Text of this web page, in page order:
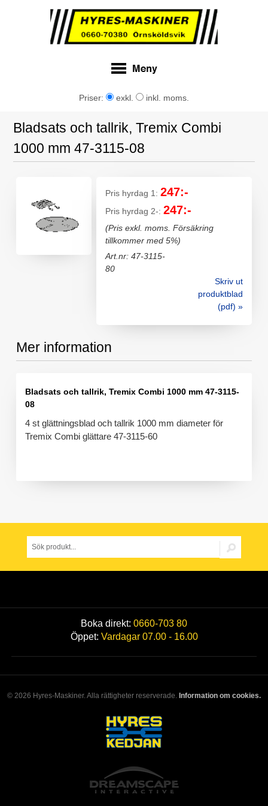
Priser: exkl. inkl. moms.
Bladsats och tallrik, Tremix Combi
1000 mm 47-3115-08
Pris hyrdag 1:247:-
Pris hyrdag 2-:247:-
(Pris exkl. moms. Försäkring
tillkommer med 5%)
Art.nr: 47-3115-
80
Skriv ut
produktblad
(pdf) »
Mer information
Bladsats och tallrik, Tremix Combi 1000 mm 47-3115-
08
4 st glättningsblad och tallrik 1000 mm diameter för
Tremix Combi glättare 47-3115-60
Boka direkt: 0660-703 80
Öppet: Vardagar 07.00 - 16.00
© 2026 Hyres-Maskiner. Alla rättigheter reserverade. Information om cookies.